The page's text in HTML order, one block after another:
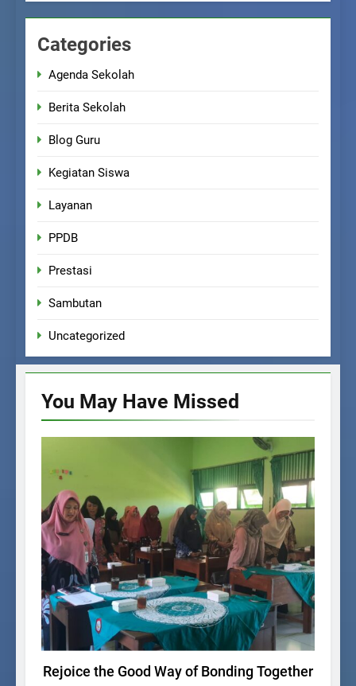
Categories
Agenda Sekolah
Berita Sekolah
Blog Guru
Kegiatan Siswa
Layanan
PPDB
Prestasi
Sambutan
Uncategorized
You May Have Missed
Rejoice the Good Way of Bonding Together